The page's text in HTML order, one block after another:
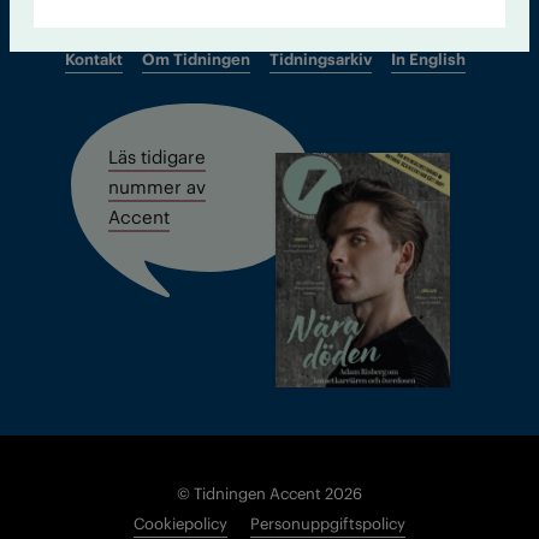
Kontakt Om Tidningen Tidningsarkiv In English
Läs tidigare
nummer av
Accent
© Tidningen Accent 2026
Cookiepolicy
Personuppgiftspolicy